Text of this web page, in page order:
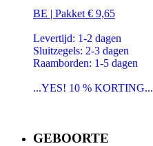
BE | Pakket € 9,65
Levertijd: 1-2 dagen
Sluitzegels: 2-3 dagen
Raamborden: 1-5 dagen
...YES! 10 % KORTING...
GEBOORTE